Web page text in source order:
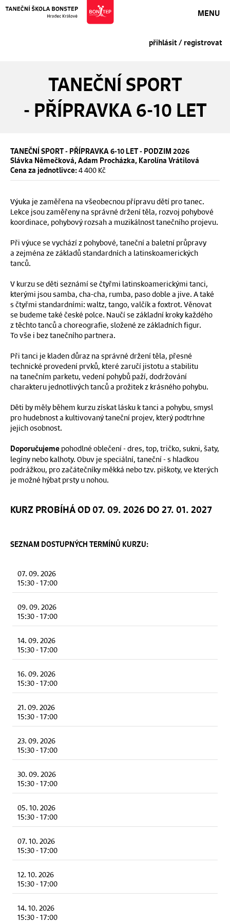
MENU
přihlásit / registrovat
TANEČNÍ SPORT
- PŘÍPRAVKA 6-10 LET
TANEČNÍ SPORT - PŘÍPRAVKA 6-10 LET - PODZIM 2026
Slávka Němečková, Adam Procházka, Karolína Vrátilová
Cena za jednotlivce:4 400 Kč
Výuka je zaměřena na všeobecnou přípravu dětí pro tanec.
Lekce jsou zaměřeny na správné držení těla, rozvoj pohybové
koordinace, pohybový rozsah a muzikálnost tanečního projevu.
Při výuce se vychází z pohybové, taneční a baletní průpravy
a zejména ze základů standardních a latinskoamerických
tanců.
V kurzu se děti seznámí se čtyřmi latinskoamerickými tanci,
kterými jsou samba, cha-cha, rumba, paso doble a jive. A také
s čtyřmi standardními: waltz, tango, valčík a foxtrot. Věnovat
se budeme také české polce. Naučí se základní kroky každého
z těchto tanců a choreografie, složené ze základních figur.
To vše i bez tanečního partnera.
Při tanci je kladen důraz na správné držení těla, přesné
technické provedení prvků, které zaručí jistotu a stabilitu
na tanečním parketu, vedení pohybů paží, dodržování
charakteru jednotlivých tanců a prožitek z krásného pohybu.
Děti by měly během kurzu získat lásku k tanci a pohybu, smysl
pro hudebnost a kultivovaný taneční projev, který podtrhne
jejich osobnost.
Doporučujeme pohodlné oblečení - dres, top, tričko, sukni, šaty,
legíny nebo kalhoty. Obuv je speciální, taneční - s hladkou
podrážkou, pro začátečníky měkká nebo tzv. piškoty, ve kterých
je možné hýbat prsty u nohou.
KURZ PROBÍHÁ OD 07. 09. 2026 DO 27. 01. 2027
SEZNAM DOSTUPNÝCH TERMÍNŮ KURZU:
07. 09. 2026
15:30-17:00
09. 09. 2026
15:30-17:00
14. 09. 2026
15:30-17:00
16. 09. 2026
15:30-17:00
21. 09. 2026
15:30-17:00
23. 09. 2026
15:30-17:00
30. 09. 2026
15:30-17:00
05. 10. 2026
15:30-17:00
07. 10. 2026
15:30-17:00
12. 10. 2026
15:30-17:00
14. 10. 2026
15:30-17:00